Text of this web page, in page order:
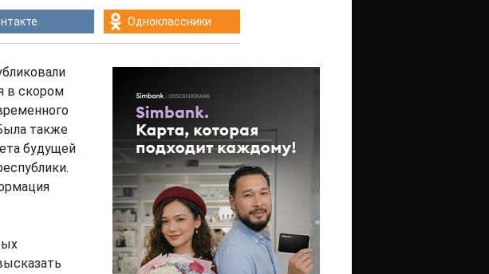
Одноклассники
в скором
также
будущей